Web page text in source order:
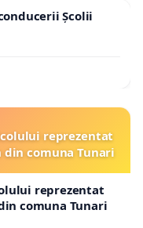
Școlii
reprezentat
comuna Tunari
reprezentat
comuna Tunari